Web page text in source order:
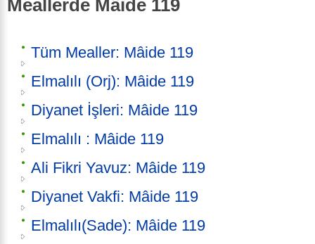
Meallerde Mâide 119
Tüm Mealler: Mâide 119
Elmalılı (Orj): Mâide 119
Diyanet İşleri: Mâide 119
Elmalılı : Mâide 119
Ali Fikri Yavuz: Mâide 119
Diyanet Vakfi: Mâide 119
Elmalılı(Sade): Mâide 119